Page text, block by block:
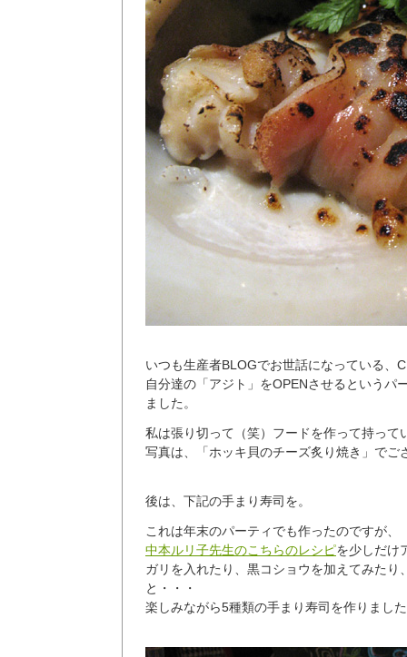
いつも生産者BLOGでお世話になっている、
自分達の「アジト」をOPENさせるというパ
ました。
私は張り切って（笑）フードを作って持って
写真は、「ホッキ貝のチーズ炙り焼き」でご
後は、下記の手まり寿司を。
これは年末のパーティでも作ったのですが、
中本ルリ子先生のこちらのレシピを少しだけ
ガリを入れたり、黒コショウを加えてみたり
と・・・
楽しみながら5種類の手まり寿司を作りまし